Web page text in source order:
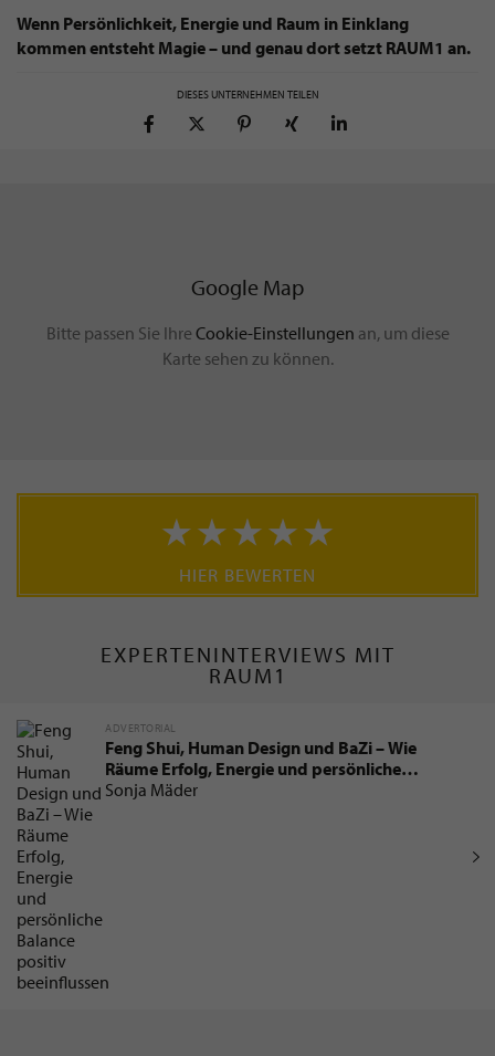
Wenn Persönlichkeit, Energie und Raum in Einklang
kommen entsteht Magie – und genau dort setzt RAUM1 an.
DIESES UNTERNEHMEN TEILEN
Google Map
Bitte passen Sie Ihre Cookie-Einstellungen an, um diese
Karte sehen zu können.
HIER BEWERTEN
EXPERTENINTERVIEWS MIT
RAUM1
ADVERTORIAL
Feng Shui, Human Design und BaZi – Wie
Räume Erfolg, Energie und persönliche
Balance positiv beeinflussen
Sonja Mäder